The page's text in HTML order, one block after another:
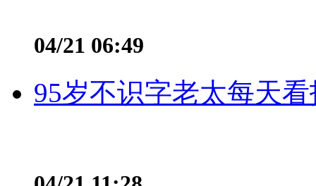
04/21 06:49
95岁不识字老太每天